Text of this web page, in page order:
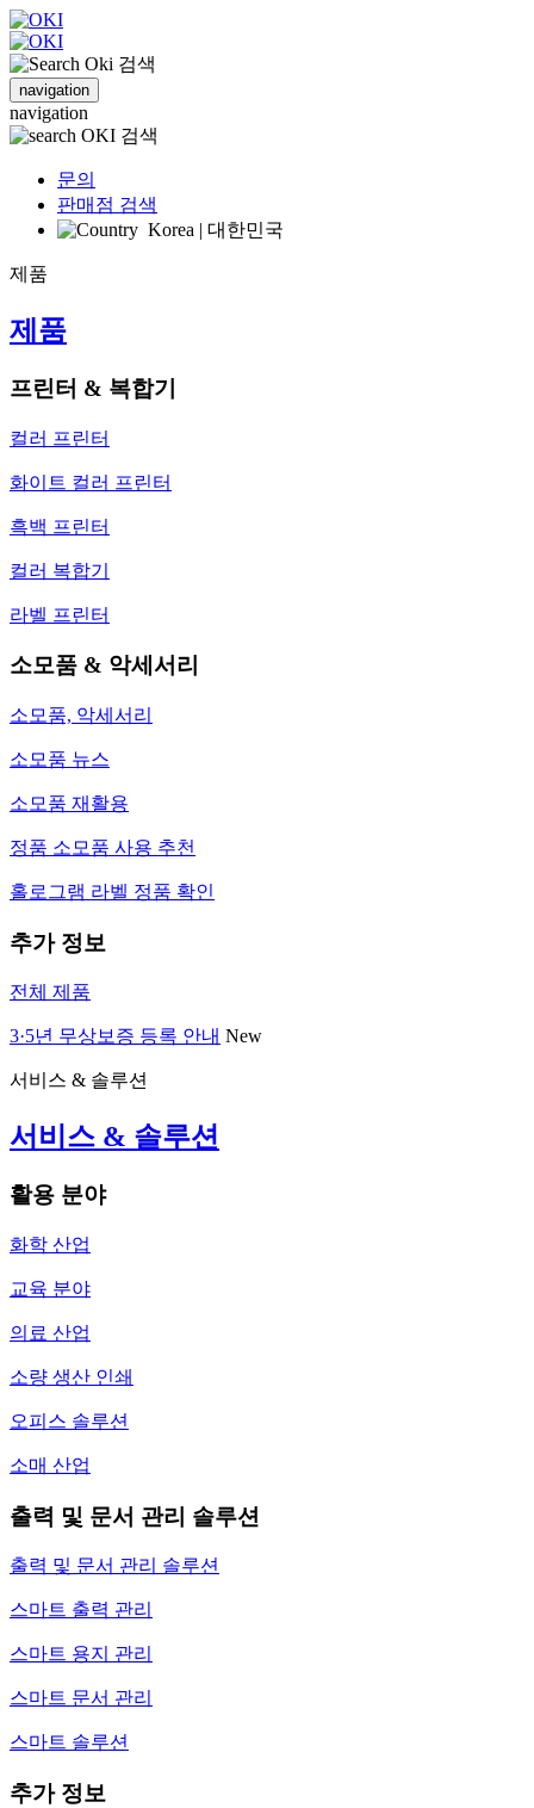
검색
navigation
navigation
검색
문의
판매점 검색
Korea | 대한민국
제품
제품
프린터 & 복합기
컬러 프린터
화이트 컬러 프린터
흑백 프린터
컬러 복합기
라벨 프린터
소모품 & 악세서리
소모품, 악세서리
소모품 뉴스
소모품 재활용
정품 소모품 사용 추천
홀로그램 라벨 정품 확인
추가 정보
전체 제품
3·5년 무상보증 등록 안내 New
서비스 & 솔루션
서비스 & 솔루션
활용 분야
화학 산업
교육 분야
의료 산업
소량 생산 인쇄
오피스 솔루션
소매 산업
출력 및 문서 관리 솔루션
출력 및 문서 관리 솔루션
스마트 출력 관리
스마트 용지 관리
스마트 문서 관리
스마트 솔루션
추가 정보